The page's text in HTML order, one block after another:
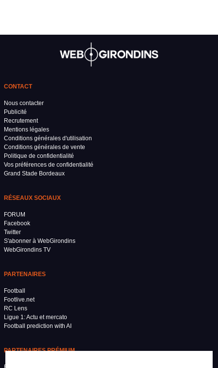
CONTACT
Nous contacter
Publicité
Recrutement
Mentions légales
Conditions générales d'utilisation
Conditions générales de vente
Politique de confidentialité
Vos préférences de confidentialité
Grand Stade Bordeaux
RÉSEAUX SOCIAUX
FORUM
Facebook
Twitter
S'abonner à WebGirondins
WebGirondins TV
PARTENAIRES
Football
Footlive.net
RC Lens
Ligue 1: Actu et mercato
Football prediction with AI
PARTENAIRES PRÉMIUM